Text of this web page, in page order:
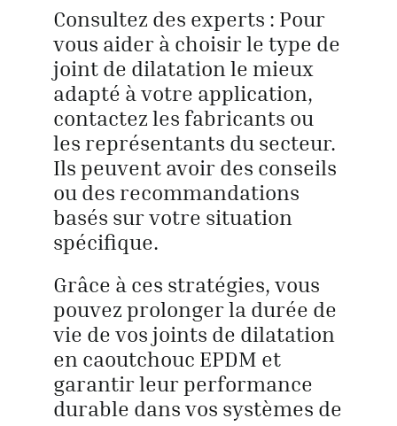
Consultez des experts : Pour
vous aider à choisir le type de
joint de dilatation le mieux
adapté à votre application,
contactez les fabricants ou
les représentants du secteur.
Ils peuvent avoir des conseils
ou des recommandations
basés sur votre situation
spécifique.
Grâce à ces stratégies, vous
pouvez prolonger la durée de
vie de vos joints de dilatation
en caoutchouc EPDM et
garantir leur performance
durable dans vos systèmes de